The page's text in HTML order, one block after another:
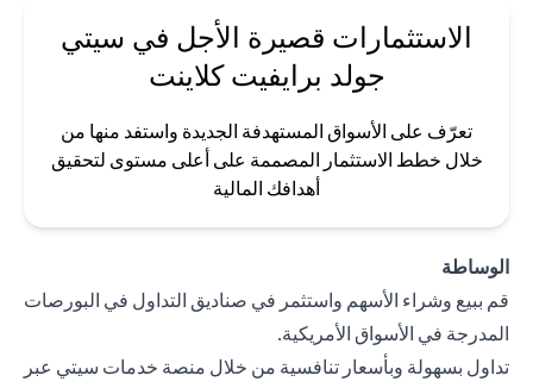
الاستثمارات قصيرة الأجل في سيتي
جولد برايفيت كلاينت
تعرّف على الأسواق المستهدفة الجديدة واستفد منها من
خلال خطط الاستثمار المصممة على أعلى مستوى لتحقيق
أهدافك المالية
الوساطة
قم ببيع وشراء الأسهم واستثمر في صناديق التداول في البورصات
المدرجة في الأسواق الأمريكية.
تداول بسهولة وبأسعار تنافسية من خلال منصة خدمات سيتي عبر